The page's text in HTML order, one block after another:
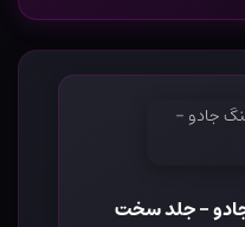
- جلد سخت